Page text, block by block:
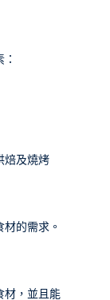
焙及燒烤
的需求。
材，並且能